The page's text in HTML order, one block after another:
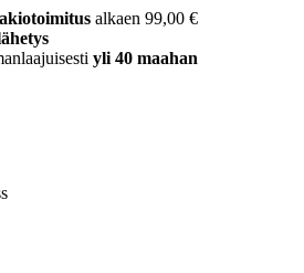
alkaen 99,00 €
yli 40 maahan